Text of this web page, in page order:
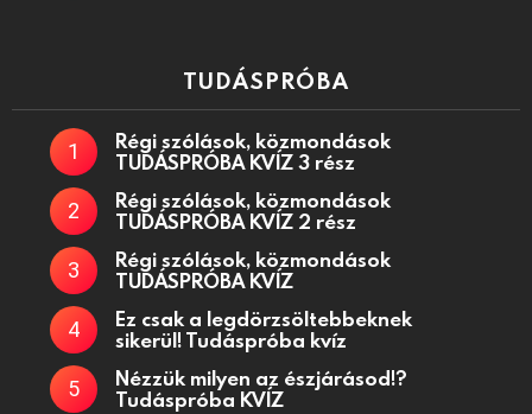
TUDÁSPRÓBA
Régi szólások, közmondások
TUDÁSPRÓBA KVÍZ 3 rész
Régi szólások, közmondások
TUDÁSPRÓBA KVÍZ 2 rész
Régi szólások, közmondások
TUDÁSPRÓBA KVÍZ
Ez csak a legdörzsöltebbeknek
sikerül! Tudáspróba kvíz
Nézzük milyen az észjárásod!?
Tudáspróba KVÍZ